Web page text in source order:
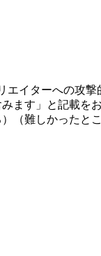
イターへの攻撃
ます」と記載をお
（難しかったと